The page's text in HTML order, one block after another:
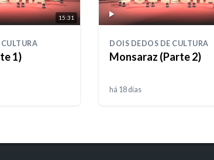
15:31
1)
DOIS DEDOS DE CULTURA
Monsaraz (Parte 2)
há 18 dias